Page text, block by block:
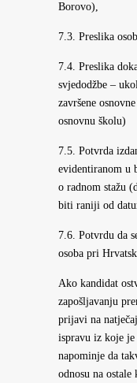
Borovo),
7.3. Preslika
7.4. Preslika
svjedodžbe –
završene
osnovnu školu)
7.5. Potvrda
evidentiranom u
o radnom stažu
biti raniji od
7.6. Potvrdu da
osoba pri
Ako kandidat
zapošljavanju
prijavi na
ispravu iz koje
napominje da
odnosu na ostale